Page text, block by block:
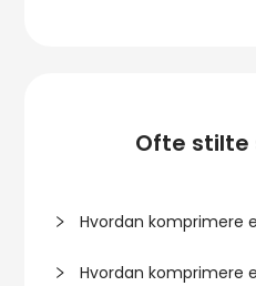
Ofte stilte
Hvordan komprimere
Hvordan komprimere